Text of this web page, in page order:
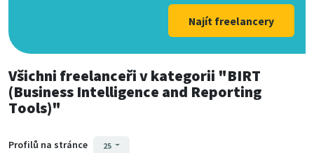
Najít freelancery
Všichni freelanceřiv kategorii "BIRT
(Business Intelligence and Reporting
Tools)"
Profilů na stránce 25